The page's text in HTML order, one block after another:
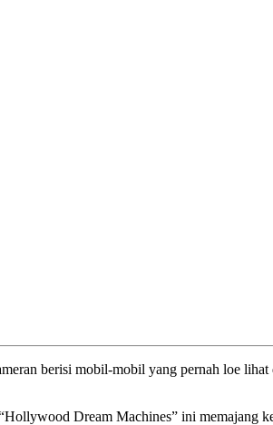
berisi mobil-mobil yang pernah loe
Dream Machines” ini memajang